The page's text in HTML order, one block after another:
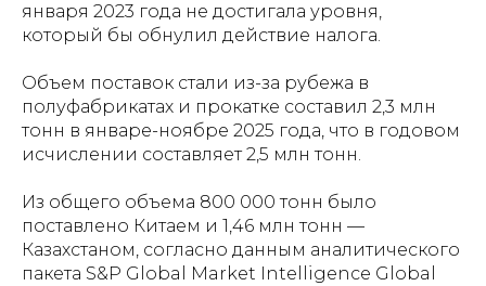
января 2023 года не достигала уровня,
который бы обнулил действие налога.
Объем поставок стали из-за рубежа в
полуфабрикатах и ​​прокатке составил 2,3 млн
тонн в январе-ноябре 2025 года, что в годовом
исчислении составляет 2,5 млн тонн.
Из общего объема 800 000 тонн было
поставлено Китаем и 1,46 млн тонн —
Казахстаном, согласно данным аналитического
пакета S&P Global Market Intelligence Global